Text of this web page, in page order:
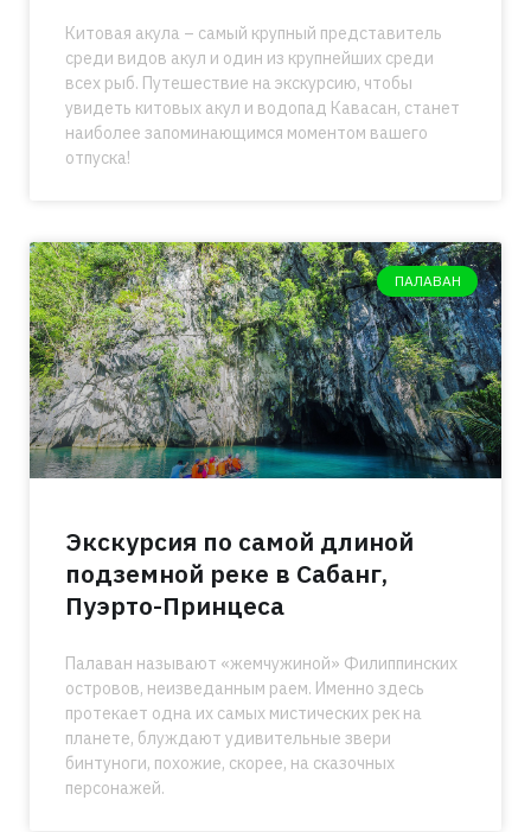
Китовая акула – самый крупный представитель
среди видов акул и один из крупнейших среди
всех рыб. Путешествие на экскурсию, чтобы
увидеть китовых акул и водопад Кавасан, станет
наиболее запоминающимся моментом вашего
отпуска!
ПАЛАВАН
Экскурсия по самой длиной
подземной реке в Сабанг,
Пуэрто-Принцеса
Палаван называют «жемчужиной» Филиппинских
островов, неизведанным раем. Именно здесь
протекает одна их самых мистических рек на
планете, блуждают удивительные звери
бинтуноги, похожие, скорее, на сказочных
персонажей.